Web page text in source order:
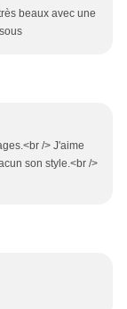
beaux avec une
/> J'aime
son style.<br />